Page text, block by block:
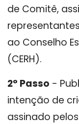
de Comitê,
ao Conselho
(CERH).
2° Passo -
intenção de
assinado